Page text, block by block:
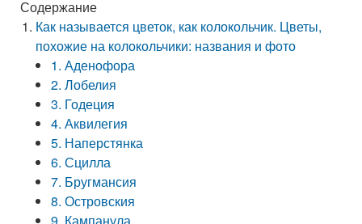
Содержание
Как называется цветок, как колокольчик. Цветы,
похожие на колокольчики: названия и фото
1. Аденофора
2. Лобелия
3. Годеция
4. Аквилегия
5. Наперстянка
6. Сцилла
7. Бругмансия
8. Островския